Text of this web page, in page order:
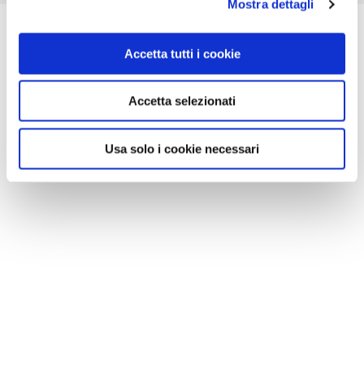
Mostra dettagli
Accetta tutti i cookie
Accetta selezionati
Usa solo i cookie necessari